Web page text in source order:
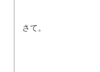
さて。